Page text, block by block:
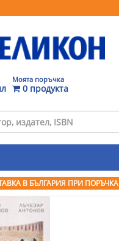
Моята поръчка
0 продукта
В БЪЛГАРИЯ ПРИ ПОРЪЧКА